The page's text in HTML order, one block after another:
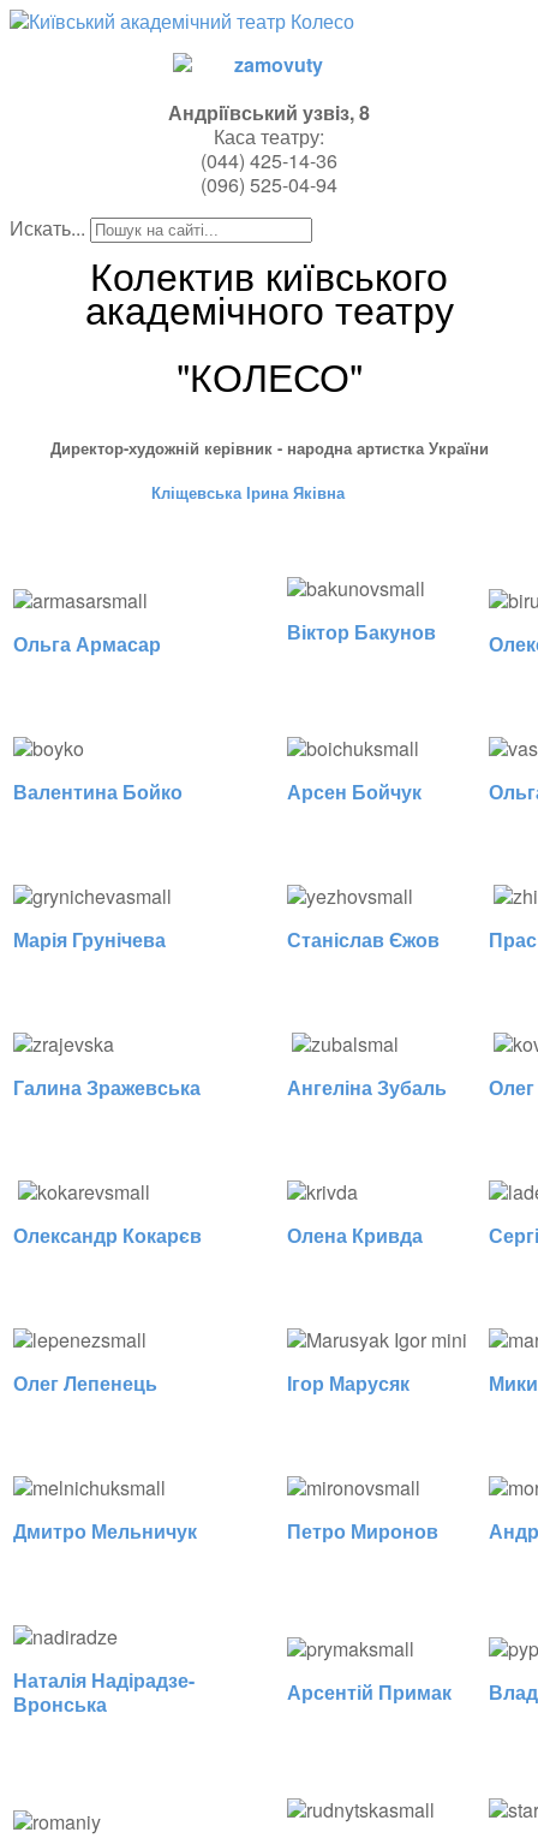
Андрiївський узвiз, 8
Каса театру:
(044) 425-14-36
(096) 525-04-94
Искать...
Колектив київського
академічного театру
"КОЛЕСО"
Директор-художній керівник - народна артистка України
Кліщевська Ірина Яківна
Ольга Армасар Віктор Бакунов
Валентина Бойко Арсен Бойчук
Марія Грунічева Станіслав Єжов
Галина Зражевська Ангеліна Зубаль
Олександр Кокарєв Олена Кривда
Олег Лепенець Ігор Марусяк
Дмитро Мельничук Петро Миронов
Наталія Надірадзе-
Вронська
Арсентій Примак